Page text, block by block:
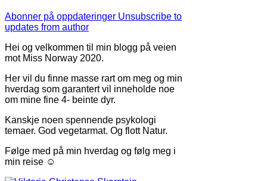
Abonner på oppdateringer Unsubscribe to
updates from author
Hei og velkommen til min blogg på veien
mot Miss Norway 2020.
Her vil du finne masse rart om meg og min
hverdag som garantert vil inneholde noe
om mine fine 4- beinte dyr.
Kanskje noen spennende psykologi
temaer. God vegetarmat. Og flott Natur.
Følge med på min hverdag og følg meg i
min reise ☺️